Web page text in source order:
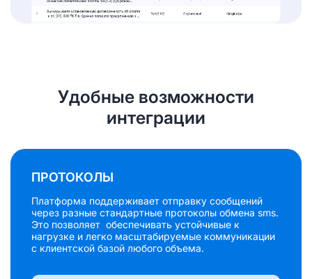
Удобные возможности
интеграции
ПРОТОКОЛЫ
Платформа поддерживает отправку сообщений
через разные стандартные протоколы обмена sms.
Это позволяет обеспечивать устойчивые к
нагрузке и легко масштабируемые коммуникации
с клиентской базой любого объема.